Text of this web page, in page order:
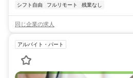
シフト自由 フルリモート 残業なし
同じ企業の求人
アルバイト・パート